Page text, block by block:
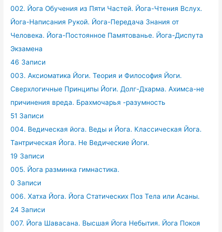
002. Йога Обучения из Пяти Частей. Йога-Чтения Вслух.
Йога-Написания Рукой. Йога-Передача Знания от
Человека. Йога-Постоянное Памятованье. Йога-Диспута
Экзамена
46 Записи
003. Аксиоматика Йоги. Теория и Философия Йоги.
Сверхлогичные Принципы Йоги. Долг-Дхарма. Ахимса-не
причинения вреда. Брахмочарья -разумность
51 Записи
004. Ведическая йога. Веды и Йога. Классическая Йога.
Тантрическая Йога. Не Ведические Йоги.
19 Записи
005. Йога разминка гимнастика.
0 Записи
006. Хатха Йога. Йога Статических Поз Тела или Асаны.
24 Записи
007. Йога Шавасана. Высшая Йога Небытия. Йога Покоя